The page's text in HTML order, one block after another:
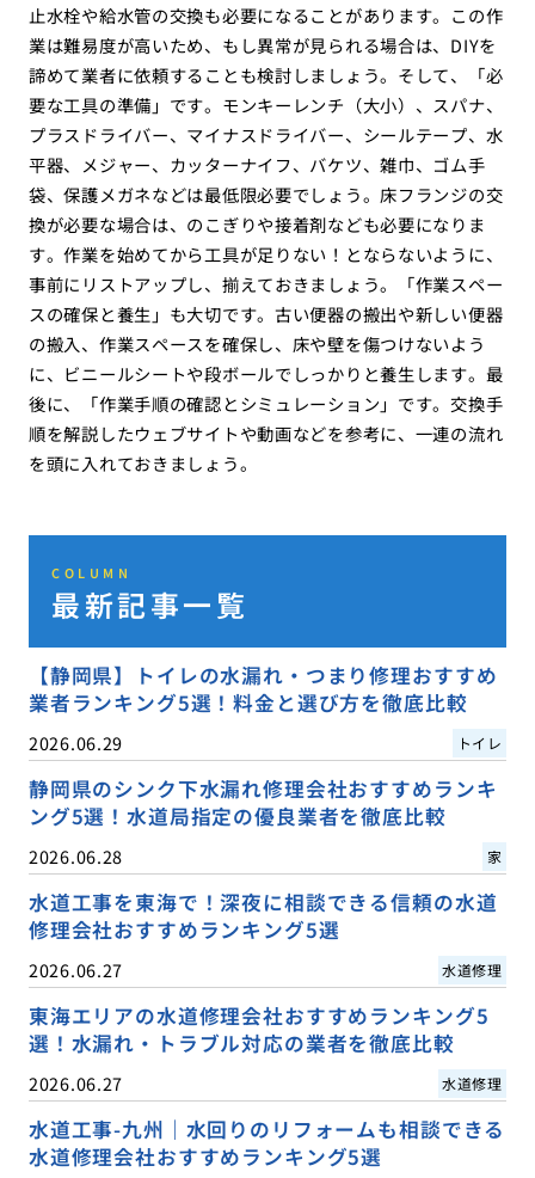
止水栓や給水管の交換も必要になることがあります。この作
業は難易度が高いため、もし異常が見られる場合は、DIYを
諦めて業者に依頼することも検討しましょう。そして、「必
要な工具の準備」です。モンキーレンチ（大小）、スパナ、
プラスドライバー、マイナスドライバー、シールテープ、水
平器、メジャー、カッターナイフ、バケツ、雑巾、ゴム手
袋、保護メガネなどは最低限必要でしょう。床フランジの交
換が必要な場合は、のこぎりや接着剤なども必要になりま
す。作業を始めてから工具が足りない！とならないように、
事前にリストアップし、揃えておきましょう。「作業スペー
スの確保と養生」も大切です。古い便器の搬出や新しい便器
の搬入、作業スペースを確保し、床や壁を傷つけないよう
に、ビニールシートや段ボールでしっかりと養生します。最
後に、「作業手順の確認とシミュレーション」です。交換手
順を解説したウェブサイトや動画などを参考に、一連の流れ
を頭に入れておきましょう。
COLUMN
最新記事一覧
【静岡県】トイレの水漏れ・つまり修理おすすめ
業者ランキング5選！料金と選び方を徹底比較
2026.06.29 トイレ
静岡県のシンク下水漏れ修理会社おすすめランキ
ング5選！水道局指定の優良業者を徹底比較
2026.06.28 家
水道工事を東海で！深夜に相談できる信頼の水道
修理会社おすすめランキング5選
2026.06.27 水道修理
東海エリアの水道修理会社おすすめランキング5
選！水漏れ・トラブル対応の業者を徹底比較
2026.06.27 水道修理
水道工事-九州｜水回りのリフォームも相談できる
水道修理会社おすすめランキング5選